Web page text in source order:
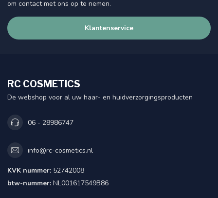
om contact met ons op te nemen.
Klantenservice
RC COSMETICS
De webshop voor al uw haar- en huidverzorgingsproducten
06 - 28986747
info@rc-cosmetics.nl
KVK nummer: 52742008
btw-nummer: NL001617549B86